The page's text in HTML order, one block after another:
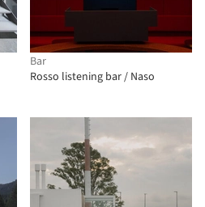
Bar
Rosso listening bar / Naso